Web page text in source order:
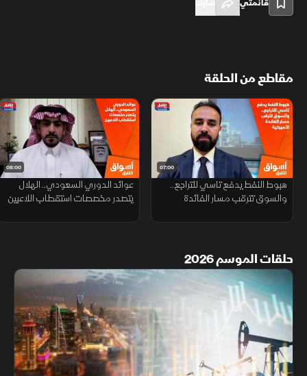
قائمتي
مقاطع من الحلقة
07:00
هبوط النفط يدفع تاسي للتراجع..
والسوق تترقب مسار الفائدة
08:00
عوائد الدوري السعودي.. الهلال
يتصدر مخصصات استقطاب اللاعبين
حلقات الموسم 2026